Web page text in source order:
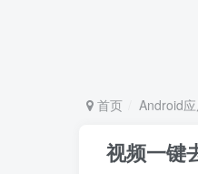
首页 Android
视频一键